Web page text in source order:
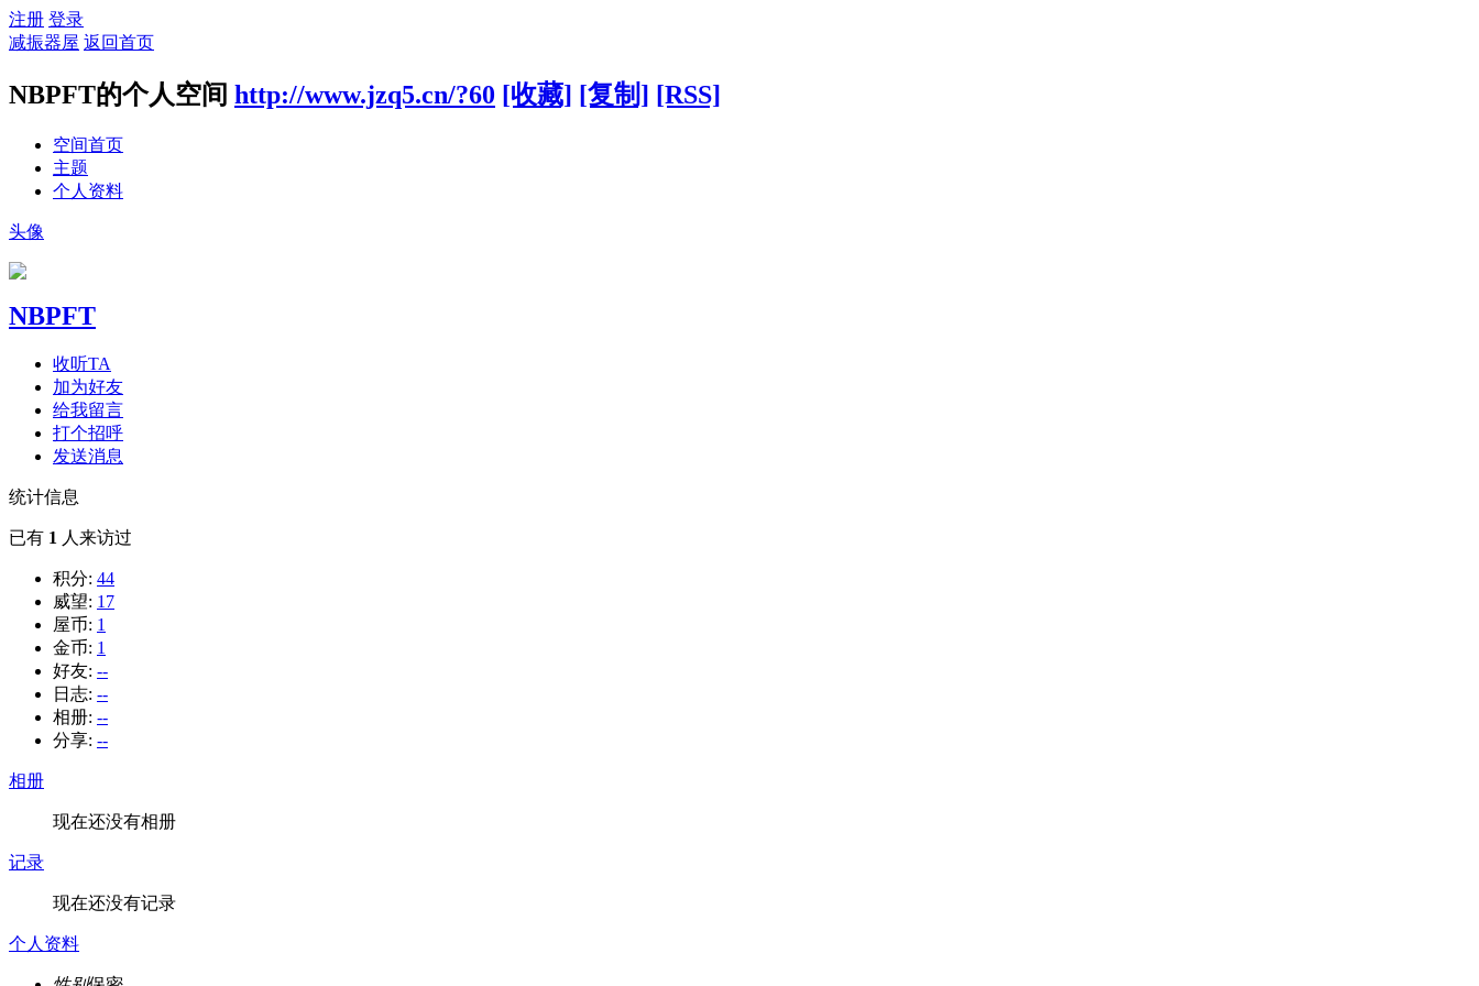
注册 登录
减振器屋 返回首页
NBPFT的个人空间 http://www.jzq5.cn/?60 [收藏] [复制] [RSS]
空间首页
主题
个人资料
头像
NBPFT
收听TA
加为好友
给我留言
打个招呼
发送消息
统计信息
已有 1 人来访过
积分: 44
威望: 17
屋币: 1
金币: 1
好友: --
日志: --
相册: --
分享: --
相册
现在还没有相册
记录
现在还没有记录
个人资料